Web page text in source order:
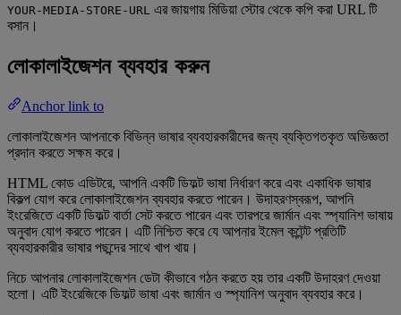
YOUR-MEDIA-STORE-URL এর জায়গায় মিডিয়া স্টোর থেকে কপি করা URL টি
বসান।
লোকালাইজেশন ব্যবহার করুন
Anchor link to
লোকালাইজেশন আপনাকে বিভিন্ন ভাষার ব্যবহারকারীদের জন্য ব্যক্তিগতকৃত অভিজ্ঞতা
প্রদান করতে সক্ষম করে।
HTML কোড এডিটরে, আপনি একটি ডিফল্ট ভাষা নির্ধারণ করে এবং একাধিক ভাষার
বিকল্প যোগ করে লোকালাইজেশন ব্যবহার করতে পারেন। উদাহরণস্বরূপ, আপনি
ইংরেজিতে একটি ডিফল্ট বার্তা সেট করতে পারেন এবং তারপরে জার্মান এবং স্প্যানিশ ভাষায়
অনুবাদ যোগ করতে পারেন। এটি নিশ্চিত করে যে আপনার ইমেল কন্টেন্ট প্রতিটি
ব্যবহারকারীর ভাষার পছন্দের সাথে খাপ খায়।
নিচে আপনার লোকালাইজেশন ডেটা কীভাবে গঠন করতে হয় তার একটি উদাহরণ দেওয়া
হলো। এটি ইংরেজিকে ডিফল্ট ভাষা এবং জার্মান ও স্প্যানিশ অনুবাদ ব্যবহার করে।